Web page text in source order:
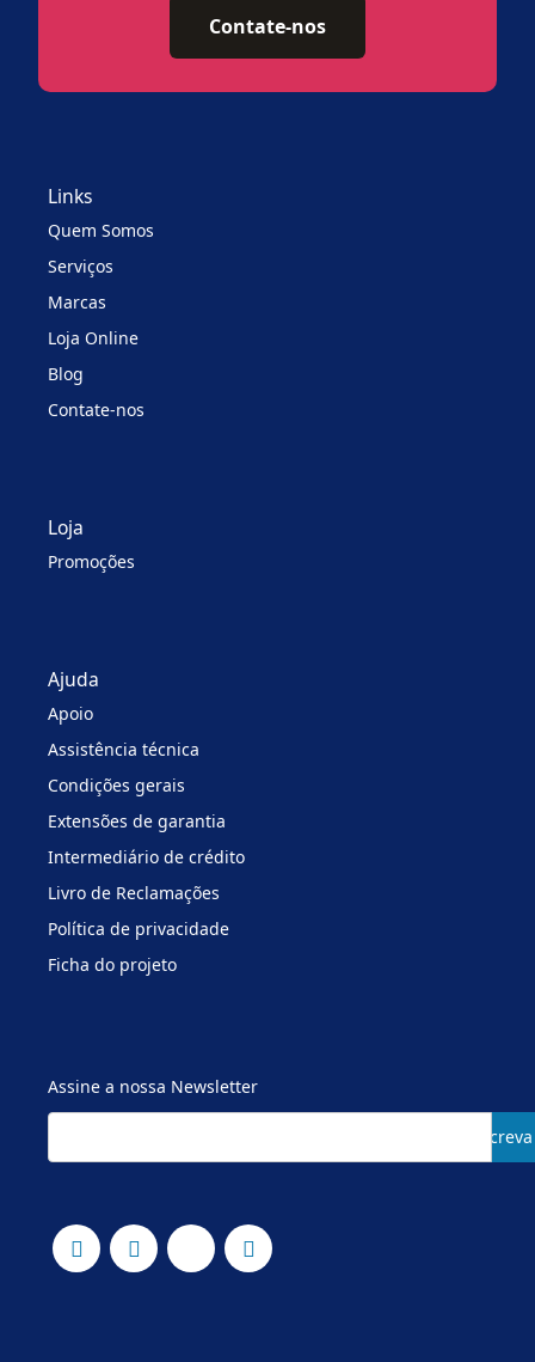
Contate-nos
Links
Quem Somos
Serviços
Marcas
Loja Online
Blog
Contate-nos
Loja
Promoções
Ajuda
Apoio
Assistência técnica
Condições gerais
Extensões de garantia
Intermediário de crédito
Livro de Reclamações
Política de privacidade
Ficha do projeto
Assine a nossa Newsletter
Subscreva